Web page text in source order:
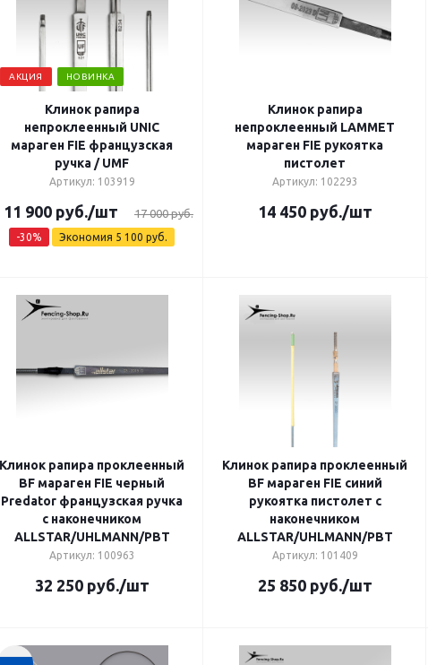
АКЦИЯ НОВИНКА
Клинок рапира
непроклеенный UNIC
мараген FIE французская
ручка / UMF
Артикул: 103919
11 900 руб./шт 17 000руб.
-30% Экономия 5 100 руб.
Клинок рапира
непроклеенный LAMMET
мараген FIE рукоятка
пистолет
Артикул: 102293
14 450руб./шт
Клинок рапира проклеенный
BF мараген FIE черный
Predator французская ручка
с наконечником
ALLSTAR/UHLMANN/PBT
Артикул: 100963
32 250руб./шт
Клинок рапира проклеенный
BF мараген FIE синий
рукоятка пистолет с
наконечником
ALLSTAR/UHLMANN/PBT
Артикул: 101409
25 850руб./шт